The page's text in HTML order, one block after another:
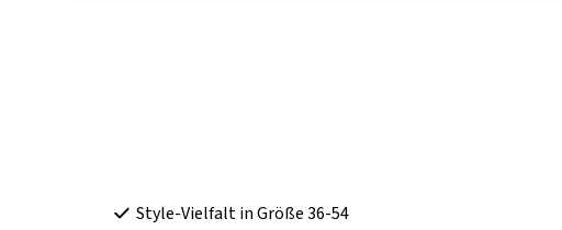
Style-Vielfalt in Größe 36-54